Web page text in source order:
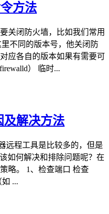
方法
关闭防火墙，比如我们常用
不同的版本号，他关闭防
应各自的版本如果有需要可
） 临时...
及解决方法
远程工具是比较多的，但是
如何解决和排除问题呢？在
略。 1、检查端口 检查
如 ...